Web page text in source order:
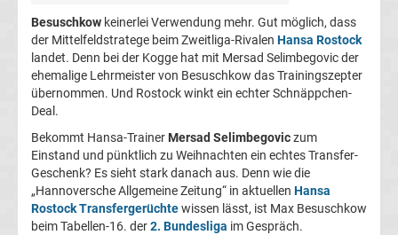
FC
Köln
Transfergerüchte
1.
FC
Besuschkow keinerlei Verwendung mehr. Gut möglich, dass
der Mittelfeldstratege beim Zweitliga-Rivalen Hansa Rostock
landet. Denn bei der Kogge hat mit Mersad Selimbegovic der
ehemalige Lehrmeister von Besuschkow das Trainingszepter
übernommen. Und Rostock winkt ein echter Schnäppchen-
Deal.
Bekommt Hansa-Trainer Mersad Selimbegoviczum
Einstand und pünktlich zu Weihnachten ein echtes Transfer-
Geschenk? Es sieht stark danach aus. Denn wie die
„Hannoversche Allgemeine Zeitung“ in aktuellen Hansa
Rostock Transfergerüchtewissen lässt, ist Max Besuschkow
beim Tabellen-16. der2. Bundesliga im Gespräch.